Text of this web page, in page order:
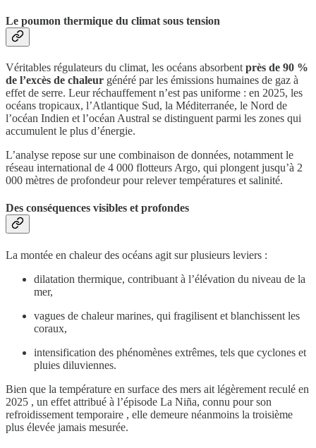
Le poumon thermique du climat sous tension
Véritables régulateurs du climat, les océans absorbent près de 90 %
de l’excès de chaleur généré par les émissions humaines de gaz à
effet de serre. Leur réchauffement n’est pas uniforme : en 2025, les
océans tropicaux, l’Atlantique Sud, la Méditerranée, le Nord de
l’océan Indien et l’océan Austral se distinguent parmi les zones qui
accumulent le plus d’énergie.
L’analyse repose sur une combinaison de données, notamment le
réseau international de 4 000 flotteurs Argo, qui plongent jusqu’à 2
000 mètres de profondeur pour relever températures et salinité.
Des conséquences visibles et profondes
La montée en chaleur des océans agit sur plusieurs leviers :
dilatation thermique, contribuant à l’élévation du niveau de la
mer,
vagues de chaleur marines, qui fragilisent et blanchissent les
coraux,
intensification des phénomènes extrêmes, tels que cyclones et
pluies diluviennes.
Bien que la température en surface des mers ait légèrement reculé en
2025 , un effet attribué à l’épisode La Niña, connu pour son
refroidissement temporaire , elle demeure néanmoins la troisième
plus élevée jamais mesurée.